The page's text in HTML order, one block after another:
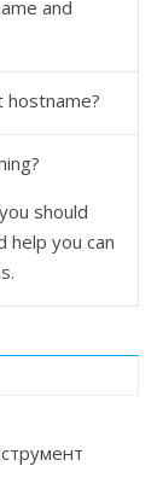
and
should
help you can
.